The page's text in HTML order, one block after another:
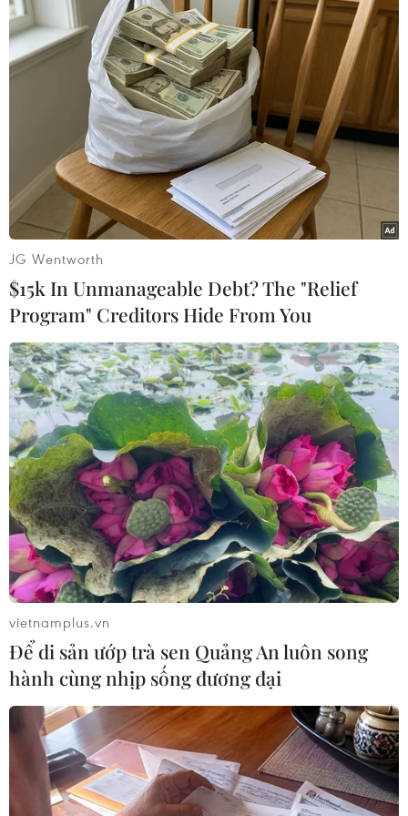
Ông Lê Phước Thiện, Phó trưởng Ban Quản lý các khu
công nghiệp tỉnh Vĩnh Long bị khai trừ khỏi Đảng. Ông
Huỳnh Ngọc Chiến, Giám đốc Quỹ Đầu tư phát triển
tỉnh Vĩnh Long bị kỷ luật khiển trách.
Vĩnh Long kích hoạt bệnh viện dã chiến
1.000 giường điều trị COVID-19
25/11/2021 10:02
Đến nay, tỉnh Vĩnh Long đã thành lập 7 bệnh viện dã
chiến với quy mô gần 4.000 giường bệnh đảm bảo
công tác, thu dung, điều trị các trường hợp mắc COVID-
19.
JG Wentworth
$15k In Unmanageable Debt? The "Relief
Program" Creditors Hide From You
vietnamplus.vn
Để di sản ướp trà sen Quảng An luôn song
hành cùng nhịp sống đương đại